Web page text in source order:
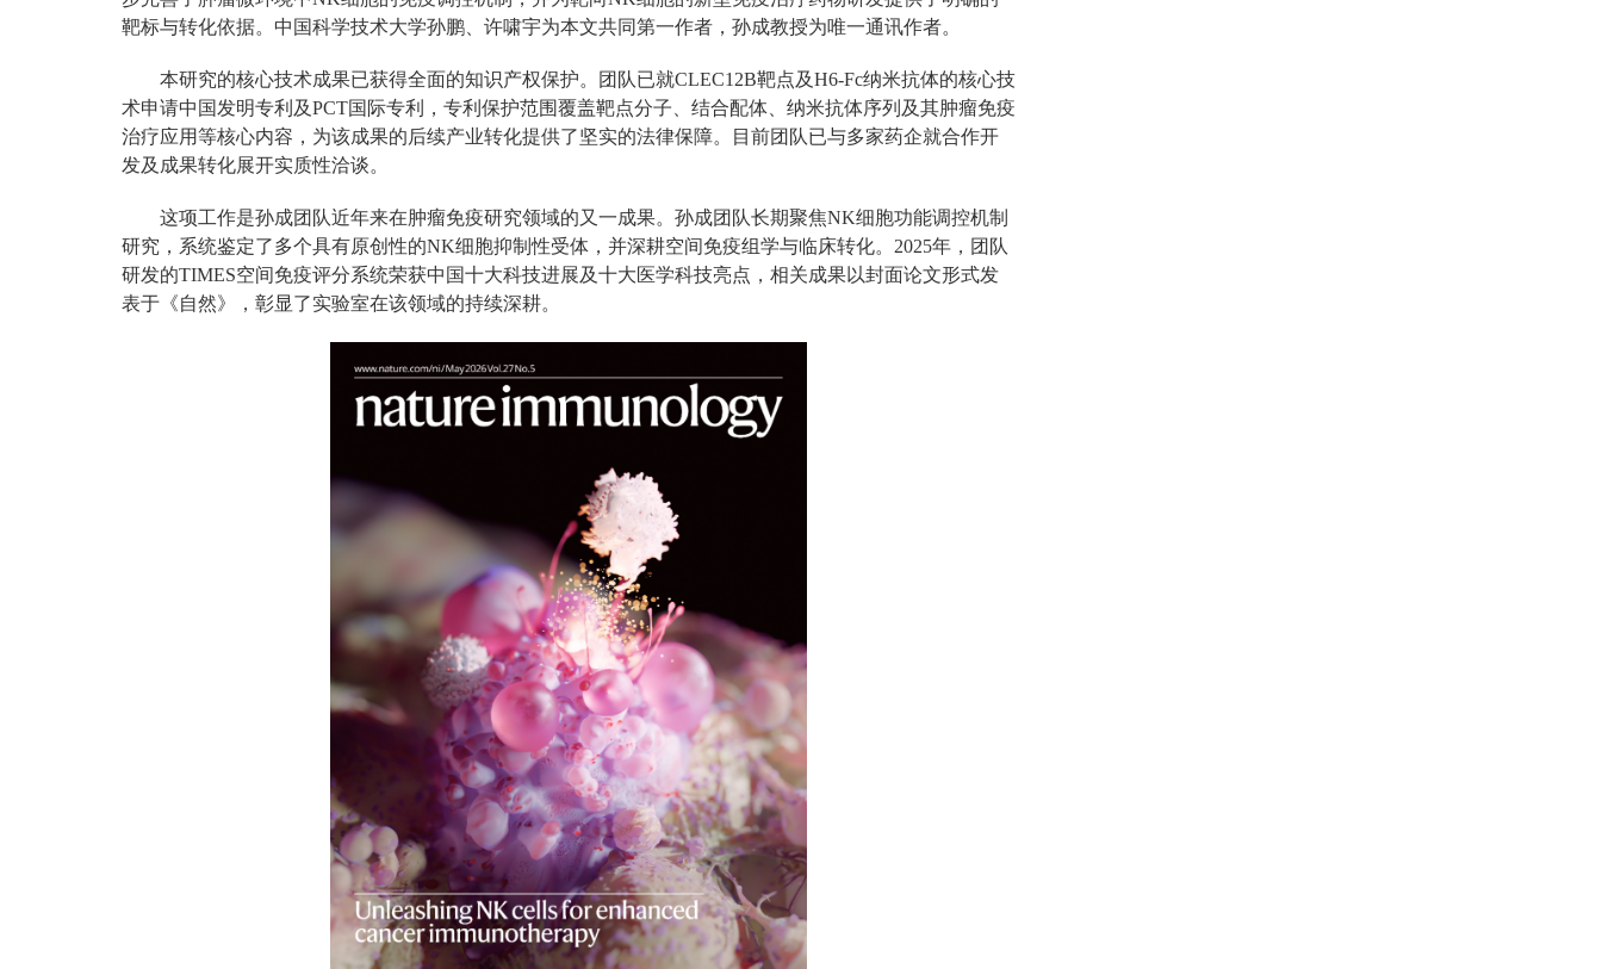
靶标与转化依据。中国科学技术大学孙鹏、许啸宇为本文共同第一作者，孙成教授为唯一通讯作者。
本研究的核心技术成果已获得全面的知识产权保护。团队已就CLEC12B靶点及H6-Fc纳米抗体的核心技
术申请中国发明专利及PCT国际专利，专利保护范围覆盖靶点分子、结合配体、纳米抗体序列及其肿瘤免疫
治疗应用等核心内容，为该成果的后续产业转化提供了坚实的法律保障。目前团队已与多家药企就合作开
发及成果转化展开实质性洽谈。
这项工作是孙成团队近年来在肿瘤免疫研究领域的又一成果。孙成团队长期聚焦NK细胞功能调控机制
研究，系统鉴定了多个具有原创性的NK细胞抑制性受体，并深耕空间免疫组学与临床转化。2025年，团队
研发的TIMES空间免疫评分系统荣获中国十大科技进展及十大医学科技亮点，相关成果以封面论文形式发
表于《自然》，彰显了实验室在该领域的持续深耕。